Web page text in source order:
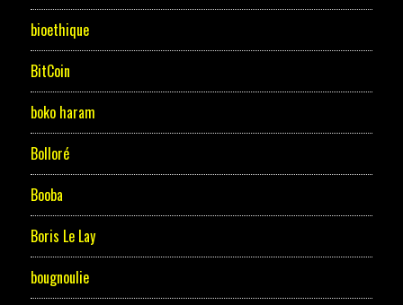
bioethique
BitCoin
boko haram
Bolloré
Booba
Boris Le Lay
bougnoulie